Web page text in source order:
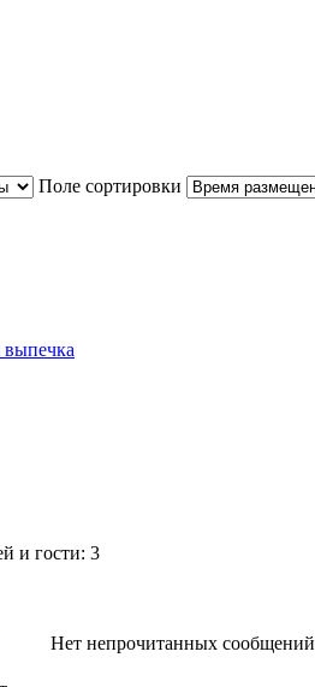
Поле сортировки
выпечка
и гости: 3
Нет непрочитанных сообщений